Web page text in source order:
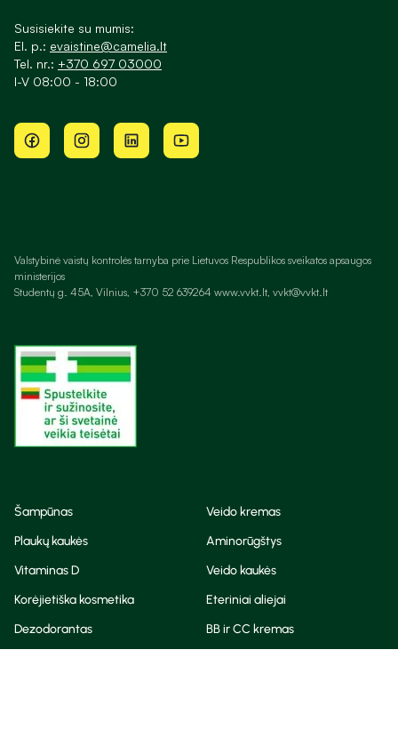
Susisiekite su mumis:
El. p.: evaistine@camelia.lt
Tel. nr.: +370 697 03000
I-V 08:00 - 18:00
Valstybinė vaistų kontrolės tarnyba prie Lietuvos Respublikos sveikatos apsaugos
ministerijos
Studentų g. 45A, Vilnius, +370 52 639264 www.vvkt.lt, vvkt@vvkt.lt
Šampūnas
Veido kremas
Plaukų kaukės
Aminorūgštys
Vitaminas D
Veido kaukės
Korėjietiška kosmetika
Eteriniai aliejai
Dezodorantas
BB ir CC kremas